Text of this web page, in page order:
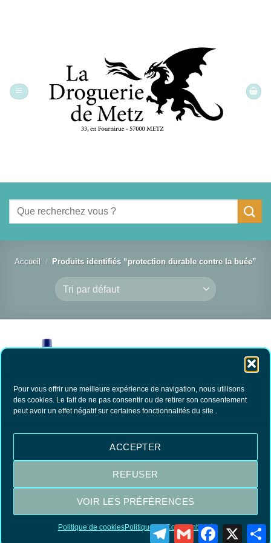
Pour vous offrir une meilleure expérience de navigation, nous utilisons
des cookies. Le fait de ne pas consentir ou de retirer son consentement
peut avoir un effet négatif sur certaines fonctionnalités du site .
ACCEPTER
REFUSER
VOIR LES PRÉFÉRENCES
Politique de cookiesPolitique de Confidentialité
Recherche
pour :
Accueil / Produits identifiés “protection durable contre la buée”
Emulsion vitres
12.00€ TTC
PANIER
Visa MasterCardPayPal
TelegramGmail Facebook